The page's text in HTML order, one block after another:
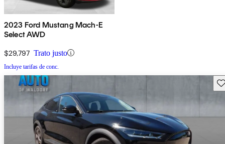
2023 Ford Mustang Mach-E
Select AWD
$29,797 Trato justo
Incluye tarifas de conc.